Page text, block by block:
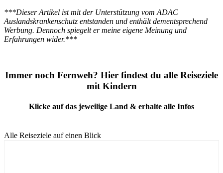
***Dieser Artikel ist mit der Unterstützung vom ADAC
Auslandskrankenschutz entstanden und enthält dementsprechend
Werbung. Dennoch spiegelt er meine eigene Meinung und
Erfahrungen wider.***
Immer noch Fernweh? Hier findest du alle Reiseziele
mit Kindern
Klicke auf das jeweilige Land & erhalte alle Infos
Alle Reiseziele auf einen Blick